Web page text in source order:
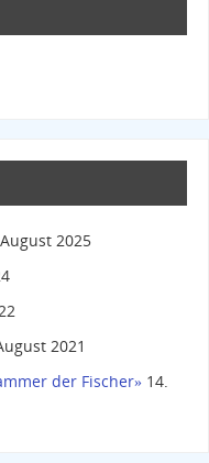
2025
2021
der Fischer» 14.